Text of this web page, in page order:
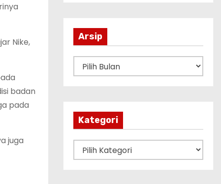
Nike,
badan
pada
juga
Arsip
r
Kategori
a